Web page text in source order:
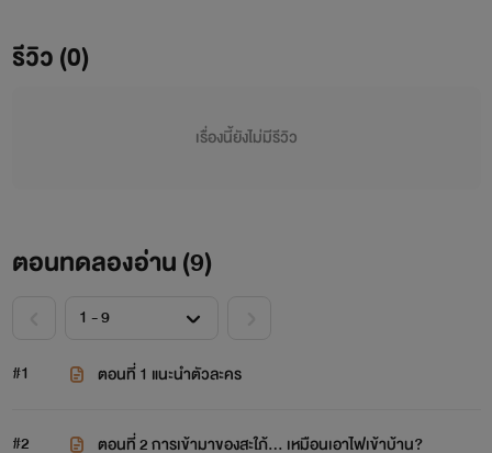
รีวิว (0)
เรื่องนี้ยังไม่มีรีวิว
ตอนทดลองอ่าน (9)
#1 ตอนที่ 1 แนะนำตัวละคร
#2 ตอนที่ 2 การเข้ามาของสะใภ้... เหมือนเอาไฟเข้าบ้าน?